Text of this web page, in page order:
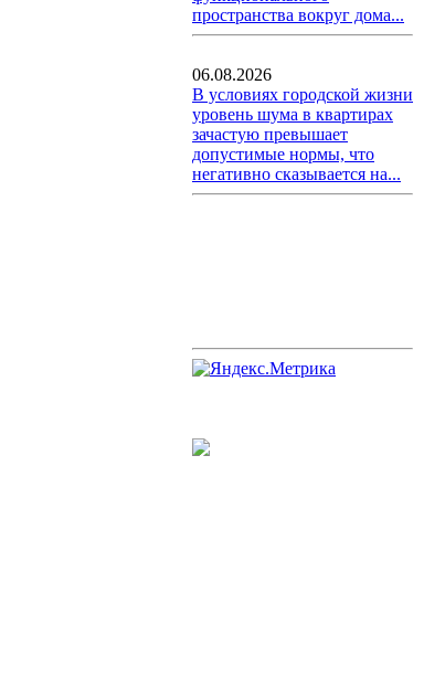
пространства вокруг дома...
06.08.2026
В условиях городской жизни
уровень шума в квартирах
зачастую превышает
допустимые нормы, что
негативно сказывается на...